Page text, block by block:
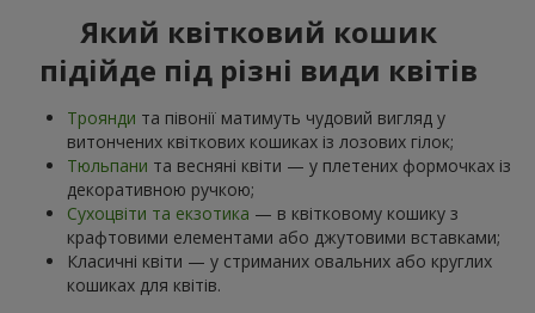
Який квітковий кошик
підійде під різні види квітів
Троянди та півонії матимуть чудовий вигляд у
витончених квіткових кошиках із лозових гілок;
Тюльпани та весняні квіти — у плетених формочках із
декоративною ручкою;
Сухоцвіти та екзотика — в квітковому кошику з
крафтовими елементами або джутовими вставками;
Класичні квіти — у стриманих овальних або круглих
кошиках для квітів.